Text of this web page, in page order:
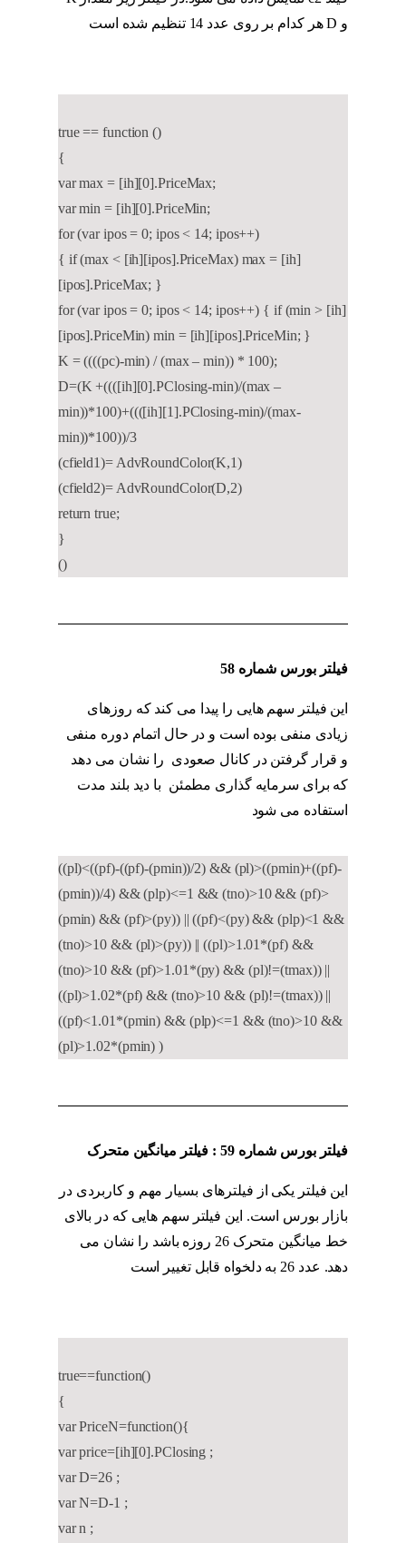
و D هر کدام بر روی عدد 14 تنظیم شده است
true == function ()
{
var max = [ih][0].PriceMax;
var min = [ih][0].PriceMin;
for (var ipos = 0; ipos < 14; ipos++)
{ if (max < [ih][ipos].PriceMax) max = [ih]
[ipos].PriceMax; }
for (var ipos = 0; ipos < 14; ipos++) { if (min > [ih]
[ipos].PriceMin) min = [ih][ipos].PriceMin; }
K = ((((pc)-min) / (max – min)) * 100);
D=(K +((([ih][0].PClosing-min)/(max –
min))*100)+((([ih][1].PClosing-min)/(max-
min))*100))/3
(cfield1)= AdvRoundColor(K,1)
(cfield2)= AdvRoundColor(D,2)
return true;
}
()
فیلتر بورس شماره 58
این فیلتر سهم هایی را پیدا می کند که روزهای
زیادی منفی بوده است و در حال اتمام دوره منفی
و قرار گرفتن در کانال صعودی را نشان می دهد
که برای سرمایه گذاری مطمئن با دید بلند مدت
استفاده می شود
((pl)<((pf)-((pf)-(pmin))/2) && (pl)>((pmin)+((pf)-
(pmin))/4) && (plp)<=1 && (tno)>10 && (pf)>
(pmin) && (pf)>(py)) || ((pf)<(py) && (plp)<1 &&
(tno)>10 && (pl)>(py)) || ((pl)>1.01*(pf) &&
(tno)>10 && (pf)>1.01*(py) && (pl)!=(tmax)) ||
((pl)>1.02*(pf) && (tno)>10 && (pl)!=(tmax)) ||
((pf)<1.01*(pmin) && (plp)<=1 && (tno)>10 &&
(pl)>1.02*(pmin) )
فیلتر بورس شماره 59 : فیلتر میانگین متحرک
این فیلتر یکی از فیلترهای بسیار مهم و کاربردی در
بازار بورس است. این فیلتر سهم هایی که در بالای
خط میانگین متحرک 26 روزه باشد را نشان می
دهد. عدد 26 به دلخواه قابل تغییر است
true==function()
{
var PriceN=function(){
var price=[ih][0].PClosing ;
var D=26 ;
var N=D-1 ;
var n ;